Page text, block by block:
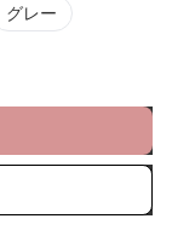
グレー